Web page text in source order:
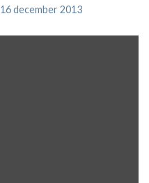
16 december 2013